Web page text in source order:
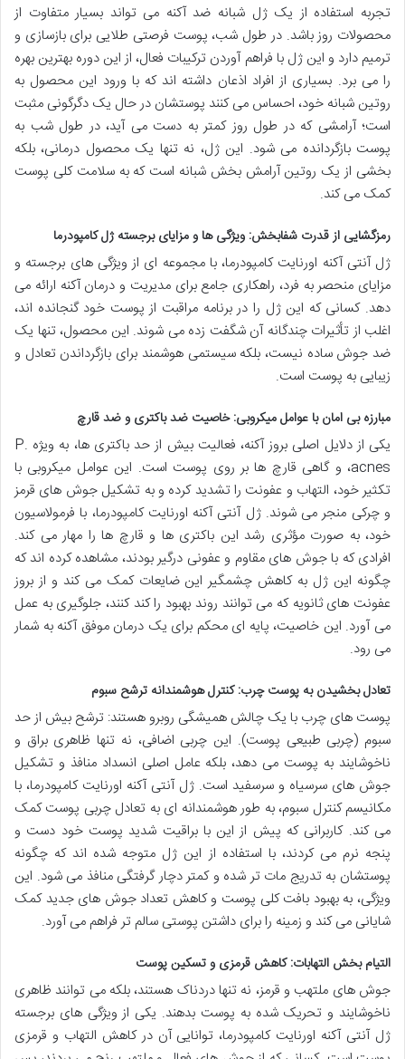
تجربه استفاده از یک ژل شبانه ضد آکنه می تواند بسیار متفاوت از
محصولات روز باشد. در طول شب، پوست فرصتی طلایی برای بازسازی و
ترمیم دارد و این ژل با فراهم آوردن ترکیبات فعال، از این دوره بهترین بهره
را می برد. بسیاری از افراد اذعان داشته اند که با ورود این محصول به
روتین شبانه خود، احساس می کنند پوستشان در حال یک دگرگونی مثبت
است؛ آرامشی که در طول روز کمتر به دست می آید، در طول شب به
پوست بازگردانده می شود. این ژل، نه تنها یک محصول درمانی، بلکه
بخشی از یک روتین آرامش بخش شبانه است که به سلامت کلی پوست
کمک می کند.
رمزگشایی از قدرت شفابخش: ویژگی ها و مزایای برجسته ژل کامپودرما
ژل آنتی آکنه اورنایت کامپودرما، با مجموعه ای از ویژگی های برجسته و
مزایای منحصر به فرد، راهکاری جامع برای مدیریت و درمان آکنه ارائه می
دهد. کسانی که این ژل را در برنامه مراقبت از پوست خود گنجانده اند،
اغلب از تأثیرات چندگانه آن شگفت زده می شوند. این محصول، تنها یک
ضد جوش ساده نیست، بلکه سیستمی هوشمند برای بازگرداندن تعادل و
زیبایی به پوست است.
مبارزه بی امان با عوامل میکروبی: خاصیت ضد باکتری و ضد قارچ
یکی از دلایل اصلی بروز آکنه، فعالیت بیش از حد باکتری ها، به ویژه P.
acnes، و گاهی قارچ ها بر روی پوست است. این عوامل میکروبی با
تکثیر خود، التهاب و عفونت را تشدید کرده و به تشکیل جوش های قرمز
و چرکی منجر می شوند. ژل آنتی آکنه اورنایت کامپودرما، با فرمولاسیون
خود، به صورت مؤثری رشد این باکتری ها و قارچ ها را مهار می کند.
افرادی که با جوش های مقاوم و عفونی درگیر بودند، مشاهده کرده اند که
چگونه این ژل به کاهش چشمگیر این ضایعات کمک می کند و از بروز
عفونت های ثانویه که می توانند روند بهبود را کند کنند، جلوگیری به عمل
می آورد. این خاصیت، پایه ای محکم برای یک درمان موفق آکنه به شمار
می رود.
تعادل بخشیدن به پوست چرب: کنترل هوشمندانه ترشح سبوم
پوست های چرب با یک چالش همیشگی روبرو هستند: ترشح بیش از حد
سبوم (چربی طبیعی پوست). این چربی اضافی، نه تنها ظاهری براق و
ناخوشایند به پوست می دهد، بلکه عامل اصلی انسداد منافذ و تشکیل
جوش های سرسیاه و سرسفید است. ژل آنتی آکنه اورنایت کامپودرما، با
مکانیسم کنترل سبوم، به طور هوشمندانه ای به تعادل چربی پوست کمک
می کند. کاربرانی که پیش از این با براقیت شدید پوست خود دست و
پنجه نرم می کردند، با استفاده از این ژل متوجه شده اند که چگونه
پوستشان به تدریج مات تر شده و کمتر دچار گرفتگی منافذ می شود. این
ویژگی، به بهبود بافت کلی پوست و کاهش تعداد جوش های جدید کمک
شایانی می کند و زمینه را برای داشتن پوستی سالم تر فراهم می آورد.
التیام بخش التهابات: کاهش قرمزی و تسکین پوست
جوش های ملتهب و قرمز، نه تنها دردناک هستند، بلکه می توانند ظاهری
ناخوشایند و تحریک شده به پوست بدهند. یکی از ویژگی های برجسته
ژل آنتی آکنه اورنایت کامپودرما، توانایی آن در کاهش التهاب و قرمزی